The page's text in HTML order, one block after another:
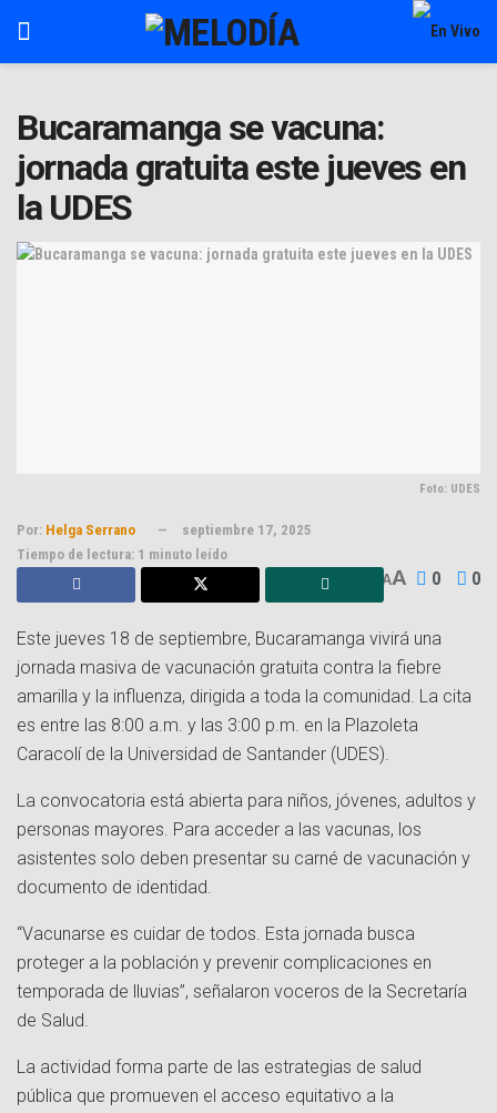
Bucaramanga se vacuna:
jornada gratuita este jueves en
la UDES
Foto: UDES
Por: Helga Serrano
septiembre 17, 2025
Tiempo de lectura: 1 minuto leído
AA 0 0
Este jueves 18 de septiembre, Bucaramanga vivirá una
jornada masiva de vacunación gratuita contra la fiebre
amarilla y la influenza, dirigida a toda la comunidad. La cita
es entre las 8:00 a.m. y las 3:00 p.m. en la Plazoleta
Caracolí de la Universidad de Santander (UDES).
‍La convocatoria está abierta para niños, jóvenes, adultos y
personas mayores. Para acceder a las vacunas, los
asistentes solo deben presentar su carné de vacunación y
documento de identidad.
“Vacunarse es cuidar de todos. Esta jornada busca
proteger a la población y prevenir complicaciones en
temporada de lluvias”, señalaron voceros de la Secretaría
de Salud.
La actividad forma parte de las estrategias de salud
pública que promueven el acceso equitativo a la